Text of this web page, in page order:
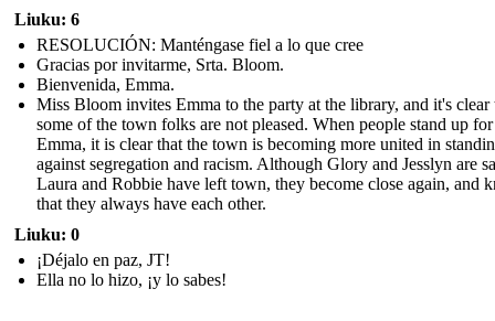
Liuku: 6
RESOLUCIÓN: Manténgase fiel a lo que cree
Gracias por invitarme, Srta. Bloom.
Bienvenida, Emma.
Miss Bloom invites Emma to the party at the library, and it's clear
some of the town folks are not pleased. When people stand up for
Emma, it is clear that the town is becoming more united in
against segregation and racism. Although Glory and Jesslyn are
Laura and Robbie have left town, they become close again, and
that they always have each other.
Liuku: 0
¡Déjalo en paz, JT!
Ella no lo hizo, ¡y lo sabes!